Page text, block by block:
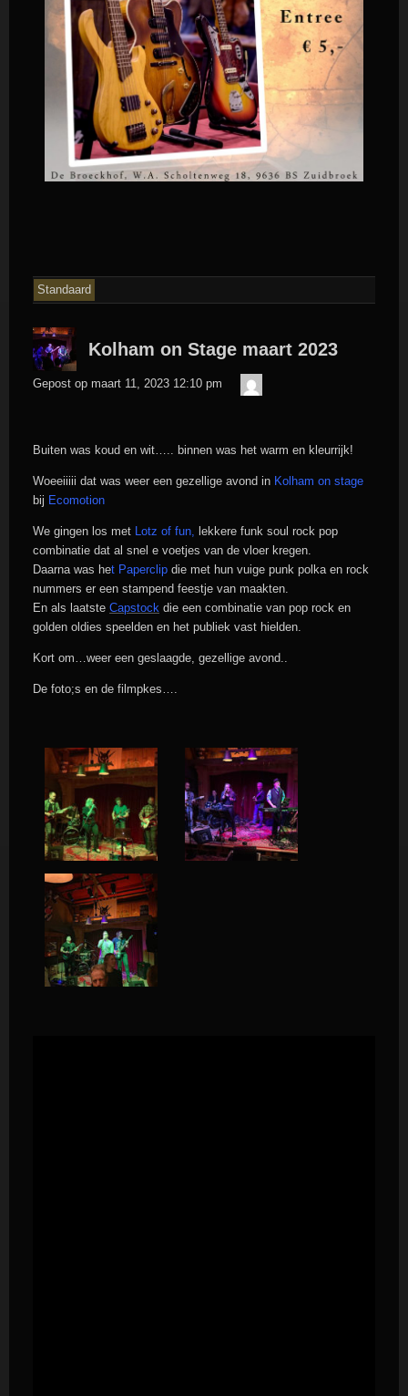
Standaard
Kolham on Stage maart 2023
Gepost op maart 11, 2023 12:10 pm
Buiten was koud en wit….. binnen was het warm en kleurrijk!
Woeeiiiii dat was weer een gezellige avond in Kolham on stage
bij Ecomotion
We gingen los met Lotz of fun, lekkere funk soul rock pop
combinatie dat al snel e voetjes van de vloer kregen.
Daarna was het Paperclip die met hun vuige punk polka en rock
nummers er een stampend feestje van maakten.
En als laatste Capstock die een combinatie van pop rock en
golden oldies speelden en het publiek vast hielden.
Kort om…weer een geslaagde, gezellige avond..
De foto;s en de filmpkes….